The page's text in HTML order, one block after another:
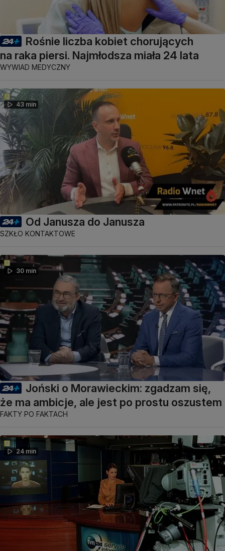
Rośnie liczba kobiet chorujących
na raka piersi. Najmłodsza miała 24 lata
WYWIAD MEDYCZNY
43 min
Od Janusza do Janusza
SZKŁO KONTAKTOWE
30 min
Joński o Morawieckim: zgadzam się,
że ma ambicje, ale jest po prostu oszustem
FAKTY PO FAKTACH
24 min